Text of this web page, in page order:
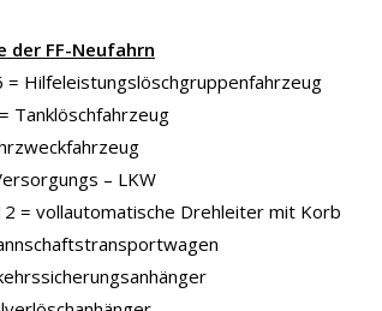
der FF-Neufahrn
= Hilfeleistungslöschgruppenfahrzeug
Tanklöschfahrzeug
– LKW
= vollautomatische Drehleiter mit Korb